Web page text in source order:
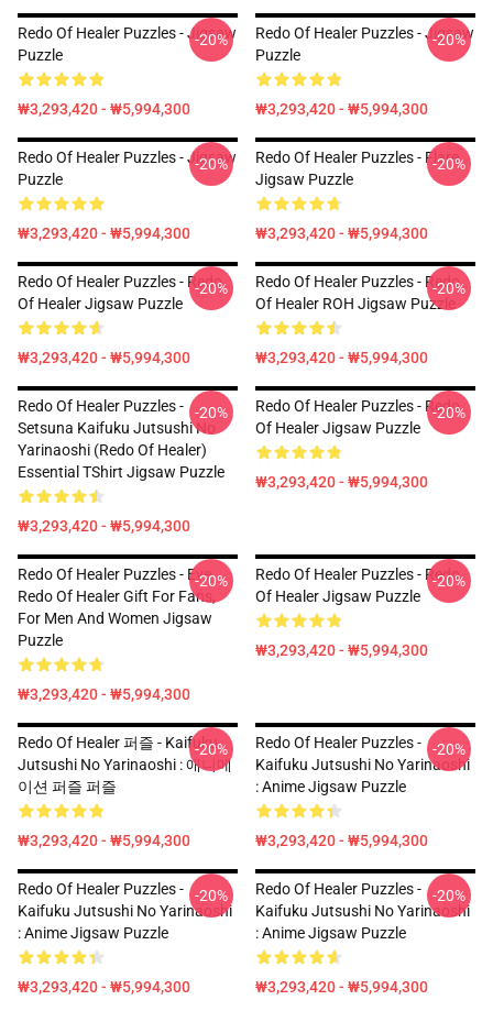
Redo Of Healer Puzzles - Jigsaw
Puzzle
₩3,293,420 - ₩5,994,300
-20%
Redo Of Healer Puzzles - Jigsaw
Puzzle
₩3,293,420 - ₩5,994,300
-20%
Redo Of Healer Puzzles - Jigsaw
Puzzle
₩3,293,420 - ₩5,994,300
-20%
Redo Of Healer Puzzles - Flare
Jigsaw Puzzle
₩3,293,420 - ₩5,994,300
-20%
Redo Of Healer Puzzles - Redo
Of Healer Jigsaw Puzzle
₩3,293,420 - ₩5,994,300
-20%
Redo Of Healer Puzzles - Redo
Of Healer ROH Jigsaw Puzzle
₩3,293,420 - ₩5,994,300
-20%
Redo Of Healer Puzzles -
Setsuna Kaifuku Jutsushi No
Yarinaoshi (Redo Of Healer)
Essential TShirt Jigsaw Puzzle
₩3,293,420 - ₩5,994,300
-20%
Redo Of Healer Puzzles - Redo
Of Healer Jigsaw Puzzle
₩3,293,420 - ₩5,994,300
-20%
Redo Of Healer Puzzles - Eve
Redo Of Healer Gift For Fans,
For Men And Women Jigsaw
Puzzle
₩3,293,420 - ₩5,994,300
-20%
Redo Of Healer Puzzles - Redo
Of Healer Jigsaw Puzzle
₩3,293,420 - ₩5,994,300
-20%
Redo Of Healer 퍼즐 - Kaifuku
Jutsushi No Yarinaoshi : 애니메
이션 퍼즐 퍼즐
₩3,293,420 - ₩5,994,300
-20%
Redo Of Healer Puzzles -
Kaifuku Jutsushi No Yarinaoshi
: Anime Jigsaw Puzzle
₩3,293,420 - ₩5,994,300
-20%
Redo Of Healer Puzzles -
Kaifuku Jutsushi No Yarinaoshi
: Anime Jigsaw Puzzle
₩3,293,420 - ₩5,994,300
-20%
Redo Of Healer Puzzles -
Kaifuku Jutsushi No Yarinaoshi
: Anime Jigsaw Puzzle
₩3,293,420 - ₩5,994,300
-20%